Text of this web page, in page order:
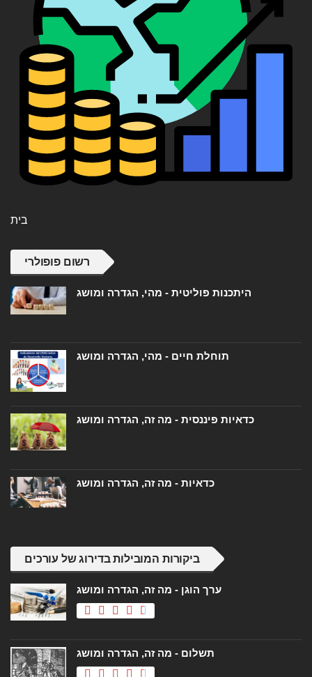
בית
רשום פופולרי
היתכנות פוליטית - מהי, הגדרה ומושג
תוחלת חיים - מהי, הגדרה ומושג
כדאיות פיננסית - מה זה, הגדרה ומושג
כדאיות - מה זה, הגדרה ומושג
ביקורות המובילות בדירוג של עורכים
ערך הוגן - מה זה, הגדרה ומושג
תשלום - מה זה, הגדרה ומושג